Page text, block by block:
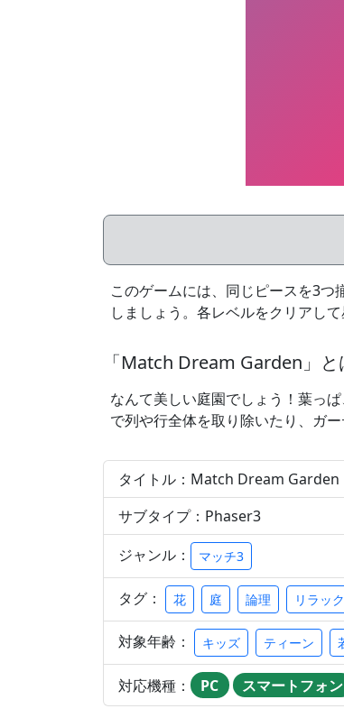
このゲームには、同じピースを3
しましょう。各レベルをクリアし
「Match Dream Garden」と
なんて美しい庭園でしょう！葉っ
で列や行全体を取り除いたり、ガ
タイトル：Match Dream Garden
サブタイプ：Phaser3
ジャンル：
マッチ3
タグ： 花 庭 論理 リラッ
対象年齢： キッズ ティーン
対応機種： PC スマートフォン